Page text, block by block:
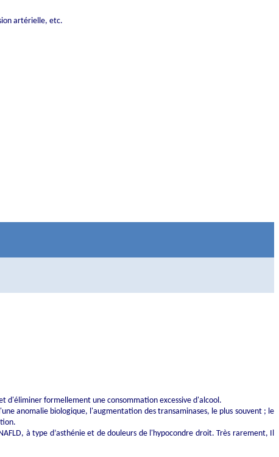
artérielle, etc.
d'éliminer formellement une consommation excessive d'alcool.
anomalie biologique, l'augmentation des transaminases, le plus souvent ; le
à type d’asthénie et de douleurs de l'hypocondre droit. Très rarement, Il